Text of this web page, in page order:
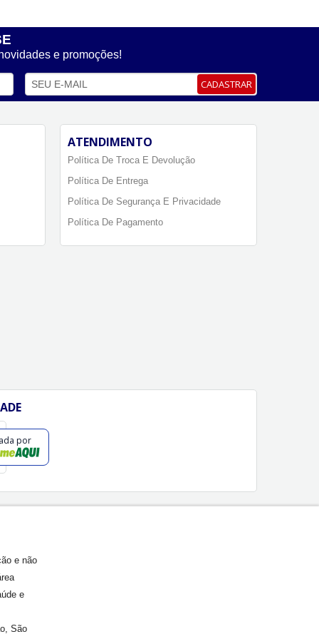
e promoções!
CADASTRAR
ATENDIMENTO
Política De Troca E Devolução
Política De Entrega
Política De Segurança E Privacidade
Política De Pagamento
por
e não
e
São